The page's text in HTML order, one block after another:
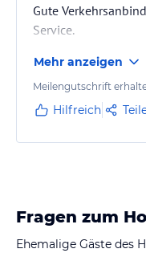
Gute
Service.
Mehr anzeigen
Meilengutschrift
Hilfreich
Fragen zum
Ehemalige Gäste des